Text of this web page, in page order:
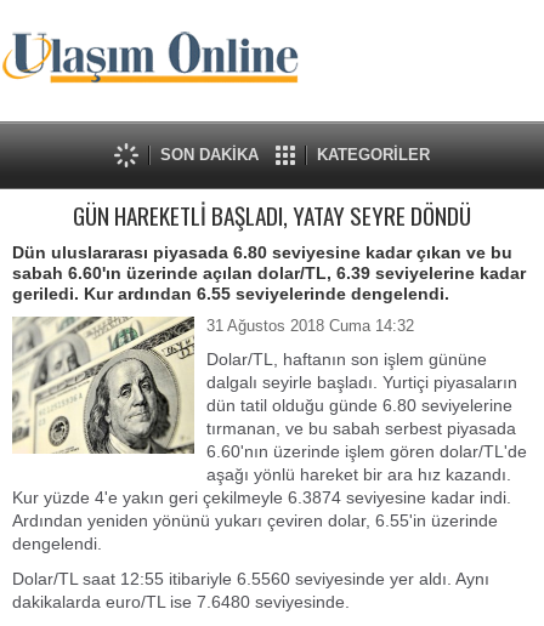
SON DAKİKA KATEGORİLER
GÜN HAREKETLİ BAŞLADI, YATAY SEYRE DÖNDÜ
Dün uluslararası piyasada 6.80 seviyesine kadar çıkan ve bu
sabah 6.60'ın üzerinde açılan dolar/TL, 6.39 seviyelerine kadar
geriledi. Kur ardından 6.55 seviyelerinde dengelendi.
31 Ağustos 2018 Cuma 14:32
Dolar/TL, haftanın son işlem gününe
dalgalı seyirle başladı. Yurtiçi piyasaların
dün tatil olduğu günde 6.80 seviyelerine
tırmanan, ve bu sabah serbest piyasada
6.60'nın üzerinde işlem gören dolar/TL'de
aşağı yönlü hareket bir ara hız kazandı.
Kur yüzde 4'e yakın geri çekilmeyle 6.3874 seviyesine kadar indi.
Ardından yeniden yönünü yukarı çeviren dolar, 6.55'in üzerinde
dengelendi.
Dolar/TL saat 12:55 itibariyle 6.5560 seviyesinde yer aldı. Aynı
dakikalarda euro/TL ise 7.6480 seviyesinde.